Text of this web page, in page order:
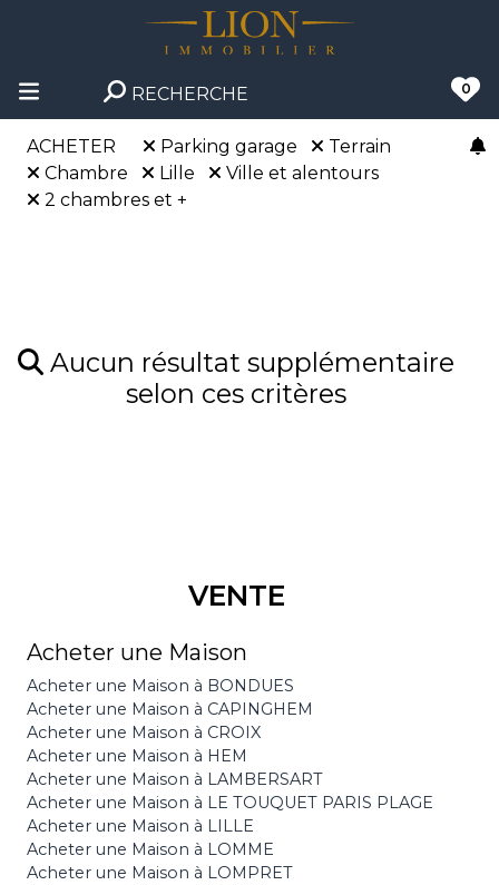
RECHERCHE 0
ACHETER Parking garage
Terrain
Chambre
Lille
Ville et alentours
2 chambres et +
Aucun résultat supplémentaire
selon ces critères
VENTE
Acheter une Maison
Acheter une Maison à BONDUES
Acheter une Maison à CAPINGHEM
Acheter une Maison à CROIX
Acheter une Maison à HEM
Acheter une Maison à LAMBERSART
Acheter une Maison à LE TOUQUET PARIS PLAGE
Acheter une Maison à LILLE
Acheter une Maison à LOMME
Acheter une Maison à LOMPRET